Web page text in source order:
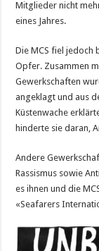
Mitglieder nicht
eines Jahres.
Die MCS fiel jedoch
Opfer. Zusammen
Gewerkschaften
angeklagt und aus
Küstenwache
hinderte sie daran,
Andere
Rassismus sowie
es ihnen und die
«Seafarers